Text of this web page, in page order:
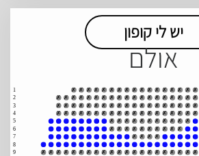
יש לי קופון
אולם
✗
✗
✗
✗
✗
✗
✗
✗
✗
✗
✗
✗
✗
✗
✗
✗
✗
1
✗
✗
✗
✗
✗
✗
✗
✗
✗
✗
✗
✗
✗
✗
✗
✗
✗
✗
✗
2
✗
✗
✗
✗
✗
✗
✗
✗
✗
✗
✗
✗
✗
✗
✗
✗
✗
✗
✗
3
✗
✗
✗
✗
✗
✗
✗
✗
✗
✗
✗
✗
✗
✗
✗
✗
✗
✗
✗
4
✗
✗
✗
✗
✗
✗
✗
✗
✗
✗
✗
5
✗
✗
✗
✗
✗
✗
✗
✗
✗
✗
6
✗
✗
✗
✗
7
8
✗
✗
✗
✗
✗
✗
✗
✗
✗
✗
✗
✗
✗
✗
✗
✗
✗
✗
✗
✗
✗
9